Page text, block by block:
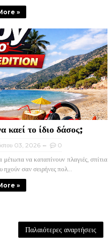
»
καεί το ίδιο δάσος;
03, 2026 0
μέτωπα να καταπίνουν πλαγιές, σπίτια
σαν σειρήνες πολ...
»
Παλαιότερες αναρτήσεις